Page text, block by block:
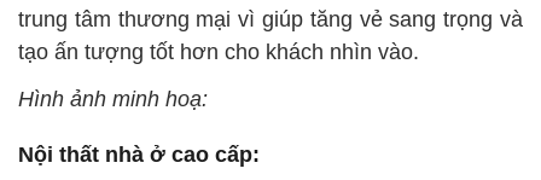
trung tâm thương mại vì giúp tăng vẻ sang trọng và
tạo ấn tượng tốt hơn cho khách nhìn vào.
Hình ảnh minh hoạ:
Nội thất nhà ở cao cấp: